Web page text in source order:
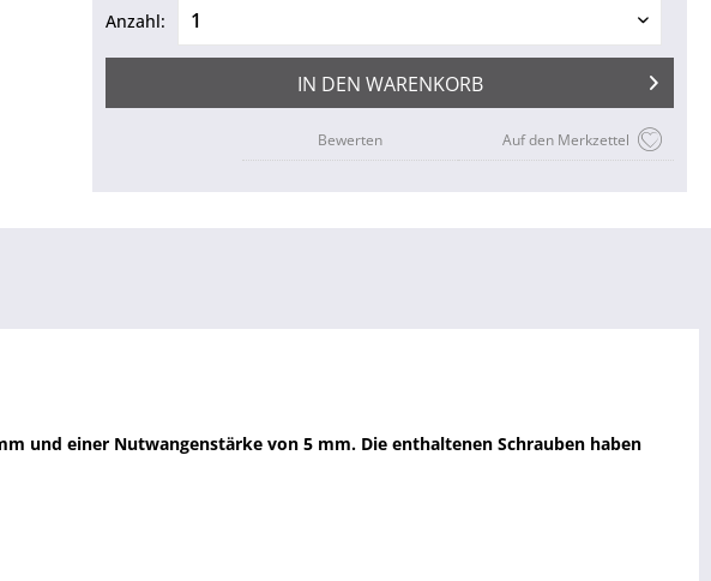
Anzahl:
IN DEN WARENKORB
Auf den Merkzettel
Bewerten
und einer Nutwangenstärke von 5 mm. Die enthaltenen Schrauben haben